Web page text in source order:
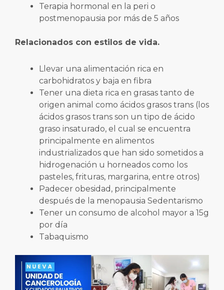
Terapia hormonal en la peri o
postmenopausia por más de 5 años
Relacionados con estilos de vida.
Llevar una alimentación rica en
carbohidratos y baja en fibra
Tener una dieta rica en grasas tanto de
origen animal como ácidos grasos trans (los
ácidos grasos trans son un tipo de ácido
graso insaturado, el cual se encuentra
principalmente en alimentos
industrializados que han sido sometidos a
hidrogenación u horneados como los
pasteles, frituras, margarina, entre otros)
Padecer obesidad, principalmente
después de la menopausia Sedentarismo
Tener un consumo de alcohol mayor a 15g
por día
Tabaquismo